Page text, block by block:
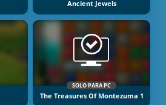
Ancient Jewels
SOLO PARA PC
The Treasures Of Montezuma 1